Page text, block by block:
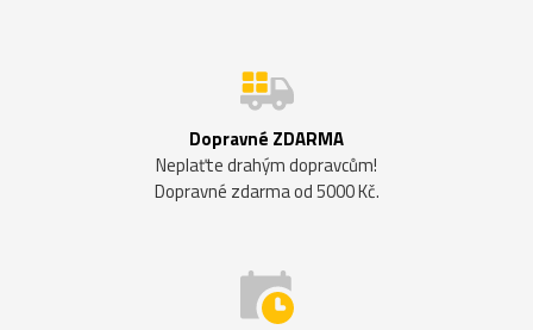
Dopravné ZDARMA
Neplaťte drahým dopravcům!
Dopravné zdarma od 5000 Kč.